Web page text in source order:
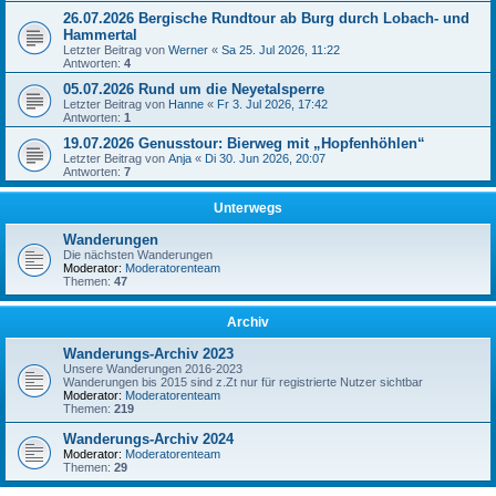
26.07.2026 Bergische Rundtour ab Burg durch Lobach- und
Hammertal
Letzter Beitrag von Werner « Sa 25. Jul 2026, 11:22
Antworten: 4
05.07.2026 Rund um die Neyetalsperre
Letzter Beitrag von Hanne « Fr 3. Jul 2026, 17:42
Antworten: 1
19.07.2026 Genusstour: Bierweg mit „Hopfenhöhlen“
Letzter Beitrag von Anja « Di 30. Jun 2026, 20:07
Antworten: 7
Unterwegs
Wanderungen
Die nächsten Wanderungen
Moderator: Moderatorenteam
Themen: 47
Archiv
Wanderungs-Archiv 2023
Unsere Wanderungen 2016-2023
Wanderungen bis 2015 sind z.Zt nur für registrierte Nutzer sichtbar
Moderator: Moderatorenteam
Themen: 219
Wanderungs-Archiv 2024
Moderator: Moderatorenteam
Themen: 29